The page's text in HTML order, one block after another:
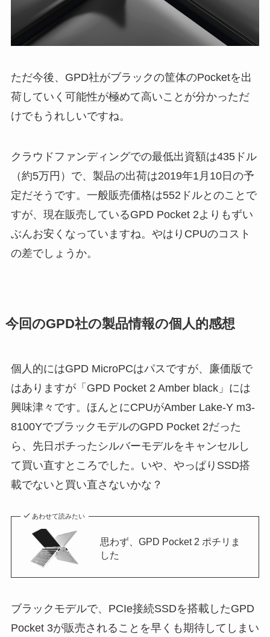
ただ今後、GPD社がブラックの筐体のPocketを出
荷していく可能性が極めて高いことが分かっただ
けでもうれしいですね。
クラウドファンディングでの最低出資額は435ドル
（約5万円）で、製品の出荷は2019年1月10日の予
定だそうです。一般販売価格は552ドルとのことで
すが、現在販売しているGPD Pocket 2よりもずい
ぶんお安くなっていますね。やはりCPUのコスト
の差でしょうか。
今回のGPD社の製品情報の個人的感想
個人的にはGPD MicroPCはパスですが、廉価版で
はありますが「GPD Pocket 2 Amber black」には
興味津々です。ほんとにCPUがAmber Lake-Y m3-
8100YでブラックモデルのGPD Pocket 2だった
ら、先日ポチったシルバーモデルをキャンセルし
て買い直すところでした。いや、やっぱりSSD搭
載でないと買い直さないかな？
あわせて読みたい
思わず、GPD Pocket 2 ポチリま
した
ブラックモデルで、PCIe接続SSDを搭載したGPD
Pocket 3が販売されることを早くも期待してしまい